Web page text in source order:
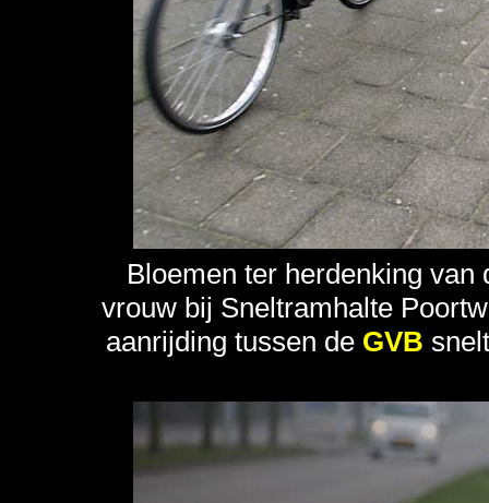
Bloemen ter herdenking
vrouw bij Sneltramhalte
aanrijding tussen de GVB